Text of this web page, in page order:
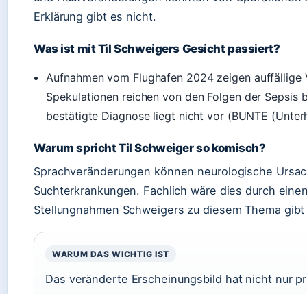
Erklärung gibt es nicht.
Was ist mit Til Schweigers Gesicht passiert?
Aufnahmen vom Flughafen 2024 zeigen auffällige
Spekulationen reichen von den Folgen der
bestätigte Diagnose liegt nicht vor (BUNTE
Warum spricht Til Schweiger so komisch?
Sprachveränderungen können neurologische
Suchterkrankungen. Fachlich wäre dies durch
Stellungnahmen Schweigers zu diesem Thema
WARUM DAS WICHTIG IST
Das veränderte Erscheinungsbild hat nicht nur